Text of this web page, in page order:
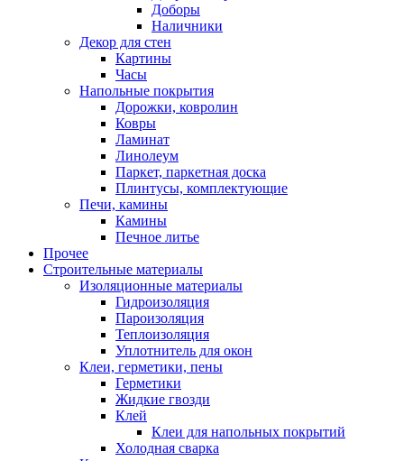
Доборы
Наличники
Декор для стен
Картины
Часы
Напольные покрытия
Дорожки, ковролин
Ковры
Ламинат
Линолеум
Паркет, паркетная доска
Плинтусы, комплектующие
Печи, камины
Камины
Печное литье
Прочее
Строительные материалы
Изоляционные материалы
Гидроизоляция
Пароизоляция
Теплоизоляция
Уплотнитель для окон
Клеи, герметики, пены
Герметики
Жидкие гвозди
Клей
Клеи для напольных покрытий
Холодная сварка